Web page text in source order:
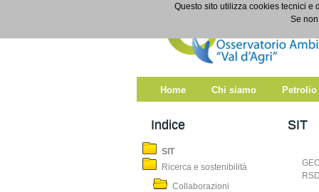
Home Chi siamo
Indice
SIT
Ricerca e sostenibilità
Collaborazioni
SIT
Questo sito utilizza cookies tecnici e
Se